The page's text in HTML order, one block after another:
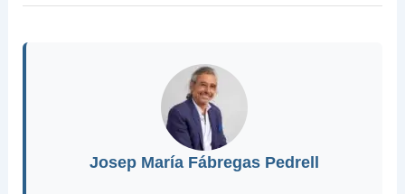
Josep María Fábregas Pedrell